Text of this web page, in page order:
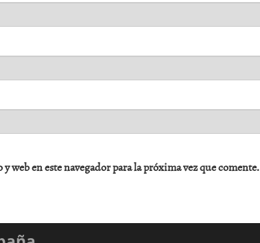
web en este navegador para la próxima vez que comente.